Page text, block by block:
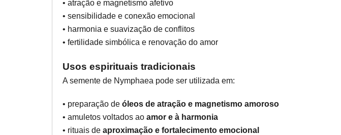
• atração e magnetismo afetivo
• sensibilidade e conexão emocional
• harmonia e suavização de conflitos
• fertilidade simbólica e renovação do amor
Usos espirituais tradicionais
A semente de Nymphaea pode ser utilizada em:
• preparação de óleos de atração e magnetismo amoroso
• amuletos voltados ao amor e à harmonia
• rituais de aproximação e fortalecimento emocional